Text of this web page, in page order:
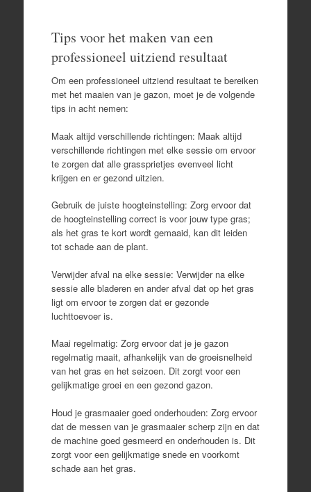
Tips voor het maken van een
professioneel uitziend resultaat
Om een professioneel uitziend resultaat te bereiken
met het maaien van je gazon, moet je de volgende
tips in acht nemen:
Maak altijd verschillende richtingen: Maak altijd
verschillende richtingen met elke sessie om ervoor
te zorgen dat alle grassprietjes evenveel licht
krijgen en er gezond uitzien.
Gebruik de juiste hoogteinstelling: Zorg ervoor dat
de hoogteinstelling correct is voor jouw type gras;
als het gras te kort wordt gemaaid, kan dit leiden
tot schade aan de plant.
Verwijder afval na elke sessie: Verwijder na elke
sessie alle bladeren en ander afval dat op het gras
ligt om ervoor te zorgen dat er gezonde
luchttoevoer is.
Maai regelmatig: Zorg ervoor dat je je gazon
regelmatig maait, afhankelijk van de groeisnelheid
van het gras en het seizoen. Dit zorgt voor een
gelijkmatige groei en een gezond gazon.
Houd je grasmaaier goed onderhouden: Zorg ervoor
dat de messen van je grasmaaier scherp zijn en dat
de machine goed gesmeerd en onderhouden is. Dit
zorgt voor een gelijkmatige snede en voorkomt
schade aan het gras.